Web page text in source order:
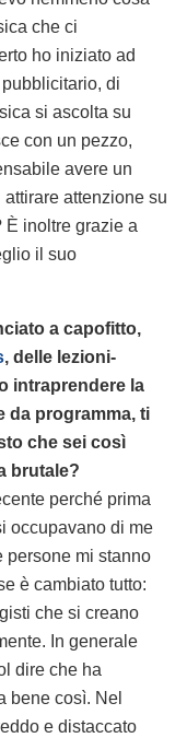
che ci
ho iniziato ad
di
si ascolta su
con un pezzo,
avere un
attenzione su
È inoltre grazie a
il suo
a capofitto,
, delle lezioni-
intraprendere la
da programma, ti
che sei così
brutale?
perché prima
occupavano di me
persone mi stanno
è cambiato tutto:
che si creano
In generale
dire che ha
bene così. Nel
e distaccato